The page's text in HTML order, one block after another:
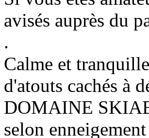
avisés auprès du
.
Calme et
d'atouts cachés à
DOMAINE
selon